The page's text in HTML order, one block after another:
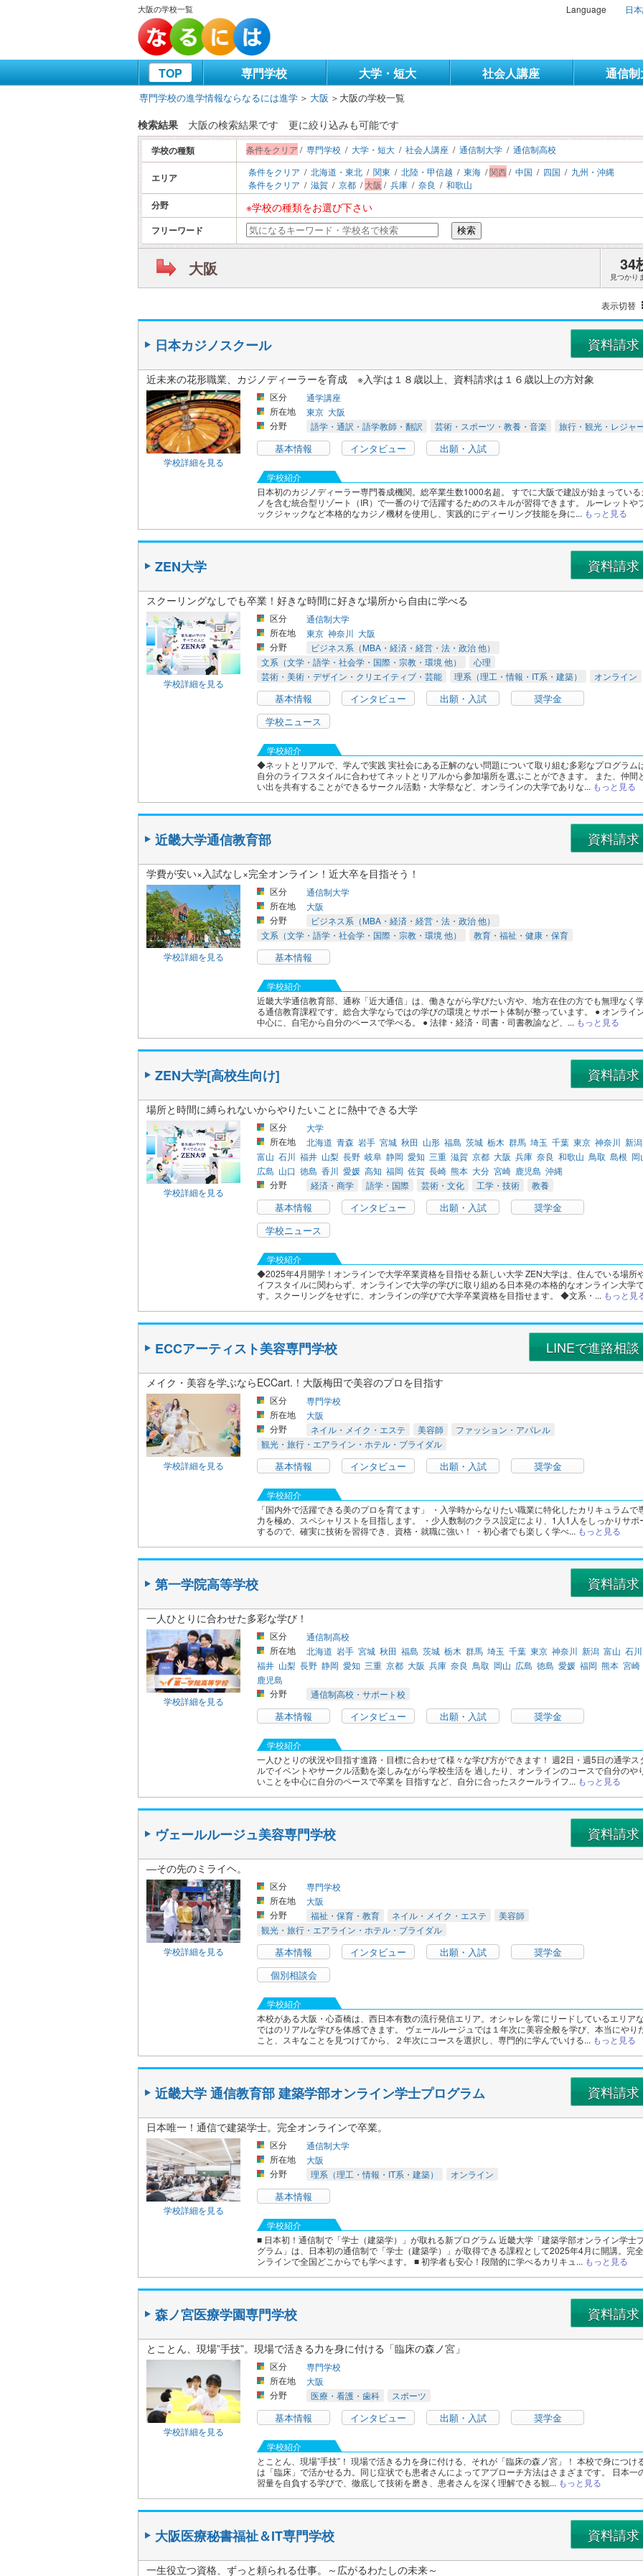
大阪の学校一覧 Language 日
TOP 専門学校 大学・短大 社会人講座 通信
専門学校の進学情報ならなるには進学 ＞ 大阪 ＞ 大阪の学校一覧
検索結果 大阪の検索結果です 更に絞り込みも可能です
学校の種類 条件をクリア / 専門学校 / 大学・短大 / 社会人講座 / 通信制大学 / 通信制高校
エリア 条件をクリア / 北海道・東北 / 関東 / 北陸・甲信越 / 東海 /関西/ 中国 / 四国 / 九州・沖縄
条件をクリア / 滋賀 / 京都 /大阪 / 兵庫 / 奈良 / 和歌山
分野 ※学校の種類をお選び下さい
フリーワード 検索
大阪 34
見つかり
表示切替
日本カジノスクール 資料請求
近未来の花形職業、カジノディーラーを育成 ※入学は１８歳以上、資料請求は１６歳以上の方対象
学校詳細を見る
区分
通学講座
所在地
東京 大阪
分野
語学・通訳・語学教師・翻訳 芸術・スポーツ・教養・音楽 旅行・観光・レジャ
基本情報 インタビュー 出願・入試
学校紹介
日本初のカジノディーラー専門養成機関。総卒業生数1000名超。 すでに大阪で建設が始まっている
ノを含む統合型リゾート（IR）で一番のりで活躍するためのスキルが習得できます。 ルーレットや
ックジャックなど本格的なカジノ機材を使用し、実践的にディーリング技能を身に... もっと見る
ZEN大学 資料請求
スクーリングなしでも卒業！好きな時間に好きな場所から自由に学べる
学校詳細を見る
区分
通信制大学
所在地
東京 神奈川 大阪
分野
ビジネス系（MBA・経済・経営・法・政治 他）
文系（文学・語学・社会学・国際・宗教・環境 他）
心理
芸術・美術・デザイン・クリエイティブ・芸能
理系（理工・情報・IT系・建築） オンライン
基本情報 インタビュー 出願・入試
奨学金
学校ニュース
学校紹介
◆ネットとリアルで、学んで実践 実社会にある正解のない問題について取り組む多彩なプログラムは
自分のライフスタイルに合わせてネットとリアルから参加場所を選ぶことができます。 また、仲間
い出を共有することができるサークル活動・大学祭など、オンラインの大学でありな... もっと見る
近畿大学通信教育部 資料請求
学費が安い×入試なし×完全オンライン！近大卒を目指そう！
学校詳細を見る
区分
通信制大学
所在地
大阪
分野
ビジネス系（MBA・経済・経営・法・政治 他）
文系（文学・語学・社会学・国際・宗教・環境 他）
教育・福祉・健康・保育
基本情報
学校紹介
近畿大学通信教育部、通称「近大通信」は、働きながら学びたい方や、地方在住の方でも無理なく
る通信教育課程です。総合大学ならではの学びの環境とサポート体制が整っています。 ● オンライ
中心に、自宅から自分のペースで学べる。 ● 法律・経済・司書・司書教諭など、... もっと見る
ZEN大学[高校生向け] 資料請求
場所と時間に縛られないからやりたいことに熱中できる大学
学校詳細を見る
区分
大学
所在地
北海道 青森 岩手 宮城 秋田 山形 福島 茨城 栃木 群馬 埼玉 千葉 東京 神奈川 新潟
富山 石川 福井 山梨 長野 岐阜 静岡 愛知 三重 滋賀 京都 大阪 兵庫 奈良 和歌山 鳥取 島根 岡
広島 山口 徳島 香川 愛媛 高知 福岡 佐賀 長崎 熊本 大分 宮崎 鹿児島 沖縄
分野
経済・商学 語学・国際 芸術・文化 工学・技術 教養
基本情報 インタビュー 出願・入試
奨学金
学校ニュース
学校紹介
◆2025年4月開学！オンラインで大学卒業資格を目指せる新しい大学 ZEN大学は、住んでいる場所
イフスタイルに関わらず、オンラインで大学の学びに取り組める日本発の本格的なオンライン大学
す。スクーリングをせずに、オンラインの学びで大学卒業資格を目指せます。 ◆文系・... もっと見
ECCアーティスト美容専門学校 LINEで進路相談
メイク・美容を学ぶならECCart.！大阪梅田で美容のプロを目指す
学校詳細を見る
区分
専門学校
所在地
大阪
分野
ネイル・メイク・エステ 美容師
ファッション・アパレル
観光・旅行・エアライン・ホテル・ブライダル
基本情報 インタビュー 出願・入試 奨学金
学校紹介
「国内外で活躍できる美のプロを育てます」 ・入学時からなりたい職業に特化したカリキュラムで
力を極め、スペシャリストを目指します。 ・少人数制のクラス設定により、1人1人をしっかりサポ
するので、確実に技術を習得でき、資格・就職に強い！ ・初心者でも楽しく学べ... もっと見る
第一学院高等学校 資料請求
一人ひとりに合わせた多彩な学び！
学校詳細を見る
区分
通信制高校
所在地
北海道 岩手 宮城 秋田 福島 茨城 栃木 群馬 埼玉 千葉 東京 神奈川 新潟 富山 石川
福井 山梨 長野 静岡 愛知 三重 京都 大阪 兵庫 奈良 鳥取 岡山 広島 徳島 愛媛 福岡 熊本 宮崎
鹿児島
分野
通信制高校・サポート校
基本情報 インタビュー 出願・入試 奨学金
学校紹介
一人ひとりの状況や目指す進路・目標に合わせて様々な学び方ができます！ 週2日・週5日の通学ス
ルでイベントやサークル活動を楽しみながら学校生活を 過したり、オンラインのコースで自分のや
いことを中心に自分のペースで卒業を 目指すなど、自分に合ったスクールライフ... もっと見る
ヴェールルージュ美容専門学校 資料請求
―その先のミライヘ。
学校詳細を見る
区分
専門学校
所在地
大阪
分野
福祉・保育・教育 ネイル・メイク・エステ
美容師
観光・旅行・エアライン・ホテル・ブライダル
基本情報 インタビュー 出願・入試
奨学金
個別相談会
学校紹介
本校がある大阪・心斎橋は、西日本有数の流行発信エリア。オシャレを常にリードしているエリア
ではのリアルな学びを体感できます。 ヴェールルージュでは１年次に美容全般を学び、本当にやり
こと、スキなことを見つけてから、２年次にコースを選択し、専門的に学んでいける... もっと見る
近畿大学 通信教育部 建築学部オンライン学士プログラム 資料請求
日本唯一！通信で建築学士。完全オンラインで卒業。
学校詳細を見る
区分
通信制大学
所在地
大阪
分野
理系（理工・情報・IT系・建築） オンライン
基本情報
学校紹介
■ 日本初！通信制で「学士（建築学）」が取れる新プログラム 近畿大学「建築学部オンライン学士
グラム」は、日本初の通信制で「学士（建築学）」が取得できる課程として2025年4月に開講。完
ンラインで全国どこからでも学べます。 ■ 初学者も安心！段階的に学べるカリキュ... もっと見る
森ノ宮医療学園専門学校 資料請求
とことん、現場”手技”。現場で活きる力を身に付ける「臨床の森ノ宮」
学校詳細を見る
区分
専門学校
所在地
大阪
分野
医療・看護・歯科 スポーツ
基本情報 インタビュー 出願・入試 奨学金
学校紹介
とことん、現場”手技”！ 現場で活きる力を身に付ける、それが「臨床の森ノ宮」！ 本校で身につけ
は「臨床」で活かせる力。同じ症状でも患者さんによってアプローチ方法はさまざまです。 日本一
習量を自負する学びで、徹底して技術を磨き、患者さんを深く理解できる観... もっと見る
大阪医療秘書福祉＆IT専門学校 資料請求
一生役立つ資格、ずっと頼られる仕事。～広がるわたしの未来～